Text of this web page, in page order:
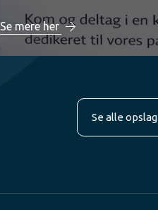
Se mere her
Se alle opslag